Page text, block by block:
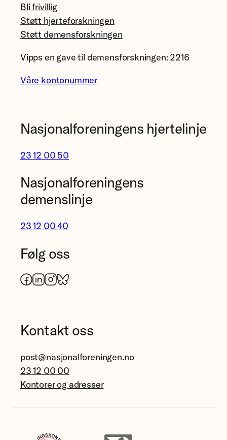
Bli frivillig
Støtt hjerteforskningen
Støtt demensforskningen
Vipps en gave til demensforskningen: 2216
Våre kontonummer
Nasjonalforeningens hjertelinje
23 12 00 50
Nasjonalforeningens
demenslinje
23 12 00 40
Følg oss
Facebook
LinkedIn
Instagram
Bluesky
Kontakt oss
post@nasjonalforeningen.no
23 12 00 00
Kontorer og adresser